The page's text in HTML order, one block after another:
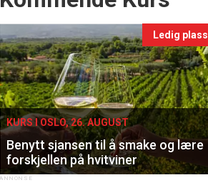
Ledig plass
KURS I OSLO, 26. AUGUST
Benytt sjansen til å smake og lære
forskjellen på hvitviner